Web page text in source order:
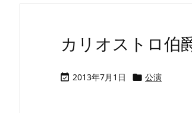
カリオストロ伯
 2013年7月1日  公演